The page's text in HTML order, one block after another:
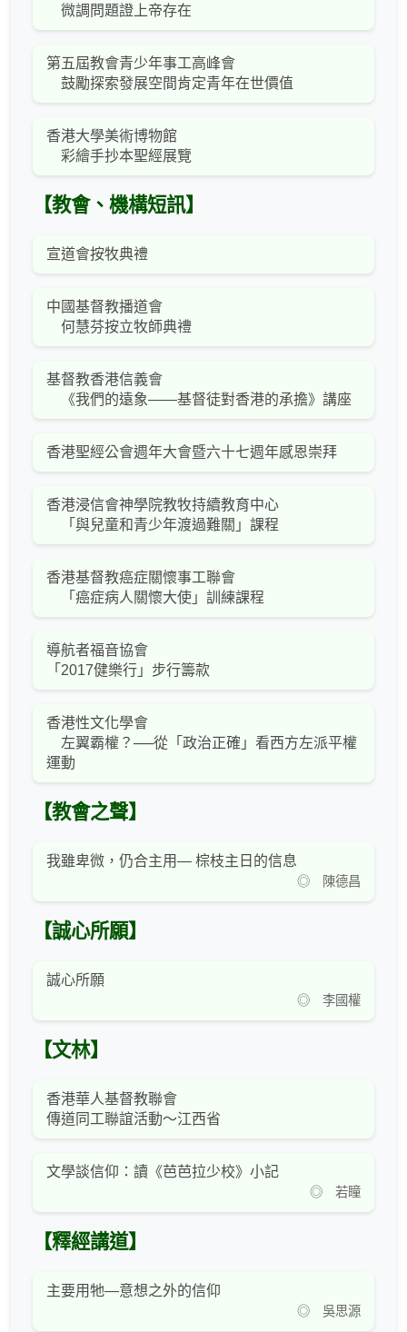
微調問題證上帝存在
第五屆教會青少年事工高峰會
鼓勵探索發展空間肯定青年在世價值
香港大學美術博物館
彩繪手抄本聖經展覽
【教會、機構短訊】
宣道會按牧典禮
中國基督教播道會
何慧芬按立牧師典禮
基督教香港信義會
《我們的遠象――基督徒對香港的承擔》講座
香港聖經公會週年大會暨六十七週年感恩崇拜
香港浸信會神學院教牧持續教育中心
「與兒童和青少年渡過難關」課程
香港基督教癌症關懷事工聯會
「癌症病人關懷大使」訓練課程
導航者福音協會
「2017健樂行」步行籌款
香港性文化學會
左翼霸權？──從「政治正確」看西方左派平權
運動
【教會之聲】
我雖卑微，仍合主用— 棕枝主日的信息
◎ 陳德昌
【誠心所願】
誠心所願
◎ 李國權
【文林】
香港華人基督教聯會
傳道同工聯誼活動～江西省
文學談信仰：讀《芭芭拉少校》小記
◎ 若瞳
【釋經講道】
主要用牠—意想之外的信仰
◎ 吳思源